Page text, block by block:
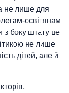
не лише для
освітянам
з боку штату це
не лише
дітей, але й